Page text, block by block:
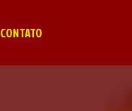
CONTATO